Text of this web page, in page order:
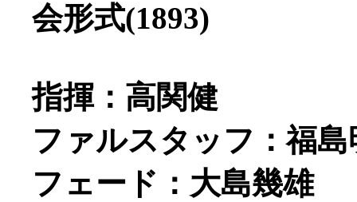
会形式(1893)
指揮：高関健
ファルスタッフ：福島
フェード：大島幾雄